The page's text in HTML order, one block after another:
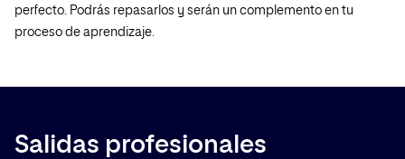
perfecto. Podrás repasarlos y serán un complemento en tu
proceso de aprendizaje.
Salidas profesionales